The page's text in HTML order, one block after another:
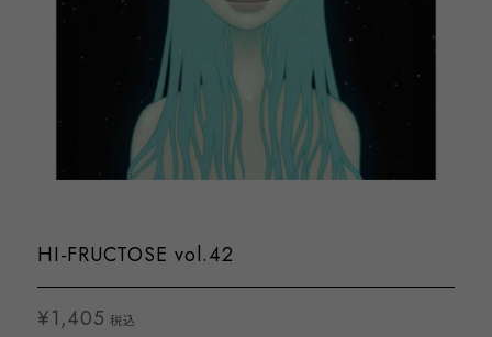
HI-FRUCTOSE vol.42
¥1,405 税込